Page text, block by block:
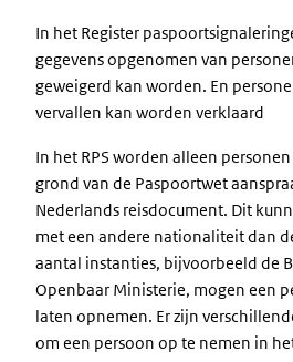
In het Register
gegevens opgenomen van
geweigerd kan worden. En
vervallen kan worden verklaard
In het RPS worden alleen
grond van de Paspoortwet
Nederlands reisdocument. Dit
met een andere nationaliteit dan
aantal instanties, bijvoorbeeld de
Openbaar Ministerie, mogen een
laten opnemen. Er zijn
om een persoon op te nemen in